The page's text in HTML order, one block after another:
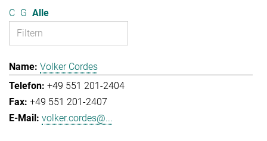
C G Alle
Volker Cordes
+49 551 201-2404
+49 551 201-2407
volker.cordes@...